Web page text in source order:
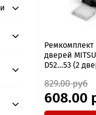
Ремкомплект
дверей
D52...53 (2
829.00 руб
608.00